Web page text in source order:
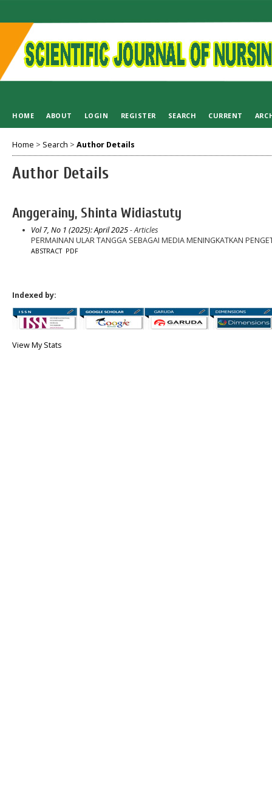
HOME ABOUT LOGIN REGISTER SEARCH CURRENT
Home > Search > Author Details
Author Details
Anggerainy, Shinta Widiastuty
Vol 7, No 1 (2025): April 2025- Articles
PERMAINAN ULAR TANGGA SEBAGAI MEDIA MENINGKATKAN
ABSTRACT PDF
Indexed by:
View My Stats